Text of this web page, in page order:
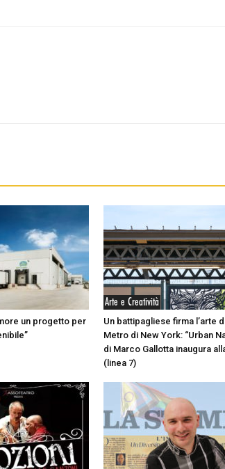
un progetto per
Arte e Creatività
Un battipagliese firma l’arte
Metro di New York: “Urban
di Marco Gallotta inaugura
(linea 7)